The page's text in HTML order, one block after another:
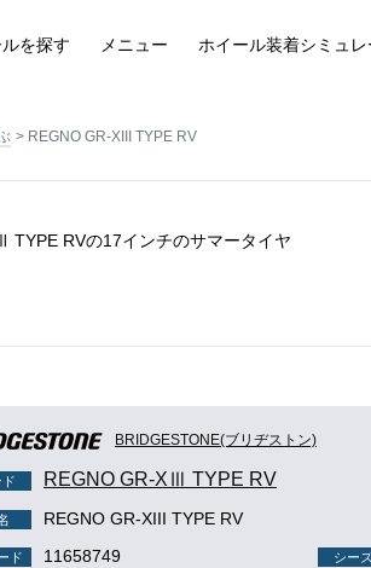
を探す メニュー ホイール装着シミュレ
REGNO GR-XIII TYPE RV
TYPE RVの17インチのサマータイヤ
BRIDGESTONE(ブリヂストン)
REGNO GR-XⅢ TYPE RV
REGNO GR-XIII TYPE RV
ド 11658749 シー